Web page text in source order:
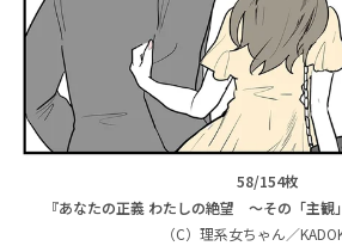
58/154枚
『あなたの正義 わたしの絶望 ～その「主観
（C）理系女ちゃん／